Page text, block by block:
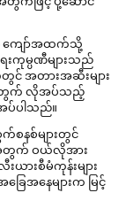
ကျော်အထက်သို့
မ္ပဏီများသည်
င် အတားအဆီးများ
အတွက် လိုအပ်သည့်
ပ်ပါသည်။
နစ်များတွင်
အတွက် ဝယ်လိုအား
ားစီမံကုန်းများ
အနေများက မြင့်